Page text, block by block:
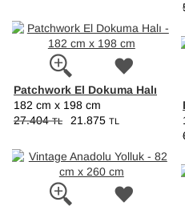
Patchwork El Dokuma Halı
182 cm x 198 cm
27.404TL 21.875 TL